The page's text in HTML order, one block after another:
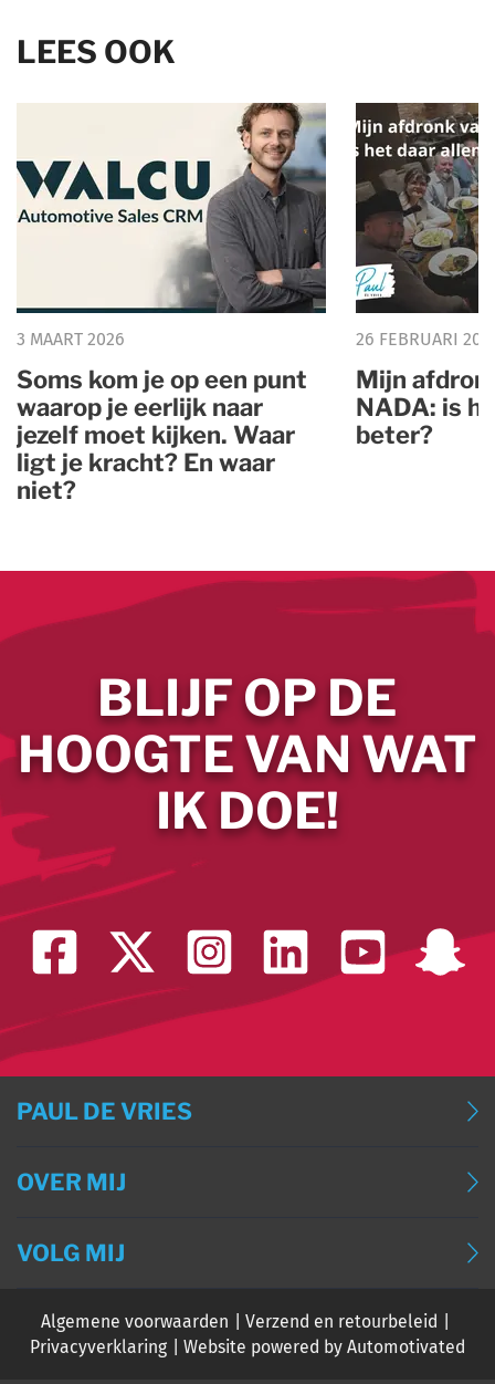
LEES OOK
3 MAART 2026
Soms kom je op een punt
waarop je eerlijk naar
jezelf moet kijken. Waar
ligt je kracht? En waar
niet?
26 FEBRUARI
Mijn
NADA: is
beter?
BLIJF OP DE
HOOGTE VAN WAT
IK DOE!
PAUL DE VRIES
BLOG (DEUTSCH)
EVENTS
OVER MIJ
VOLG MIJ
Algemene voorwaarden
Verzend en retourbeleid
Privacyverklaring
Website powered by Automotivated